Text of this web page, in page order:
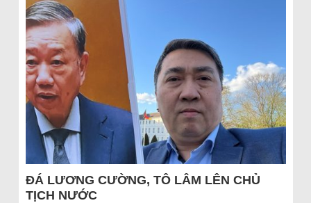
ĐÁ LƯƠNG CƯỜNG, TÔ LÂM LÊN CHỦ
TỊCH NƯỚC